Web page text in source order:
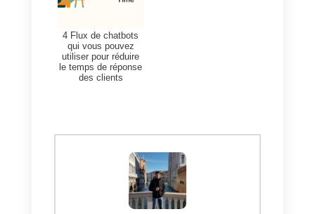
Vous serez également en
d’organiser une équipe de
nombre de messages ou le
nombre d’agents nécessaires
pour répondre à la demande.